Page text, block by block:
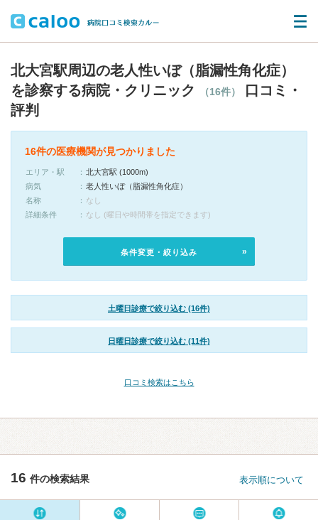
北大宮駅周辺の老人性いぼ（脂漏性角化症）
を診察する病院・クリニック
（16件）
口コミ・
評判
16件の医療機関が見つかりました
エリア・駅
北大宮駅 (1000m)
病気
老人性いぼ（脂漏性角化症）
名称
なし
詳細条件
なし (曜日や時間帯を指定できます)
条件変更・絞り込み
土曜日診療で絞り込む (16件)
日曜日診療で絞り込む (11件)
口コミ検索はこちら
16 件の検索結果 表示順について